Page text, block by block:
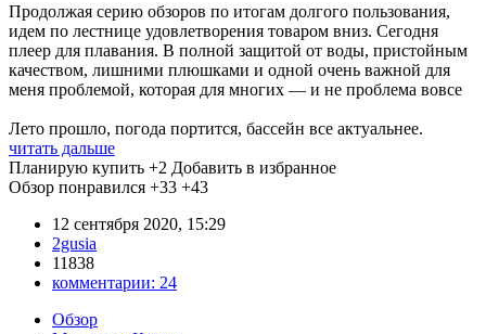
Продолжая серию обзоров по итогам долгого пользования,
идем по лестнице удовлетворения товаром вниз. Сегодня
плеер для плавания. В полной защитой от воды, пристойным
качеством, лишними плюшками и одной очень важной для
меня проблемой, которая для многих — и не проблема вовсе
Лето прошло, погода портится, бассейн все актуальнее.
читать дальше
Планирую купить +2 Добавить в избранное
Обзор понравился +33 +43
12 сентября 2020, 15:29
2gusia
11838
комментарии: 24
Обзор